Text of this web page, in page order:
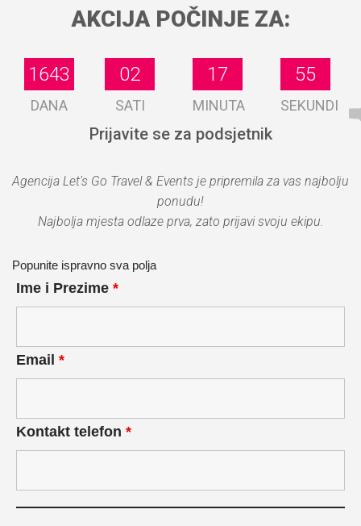
AKCIJA POČINJE ZA:
1643
1643
DANA
02
02
SATI
17
17
MINUTA
55
55
SEKUNDI
Prijavite se za podsjetnik
Agencija Let's Go Travel & Events je pripremila za vas najbolju
ponudu!
Najbolja mjesta odlaze prva, zato prijavi svoju ekipu.
Popunite ispravno sva polja
Ime i Prezime *
Email *
Kontakt telefon *